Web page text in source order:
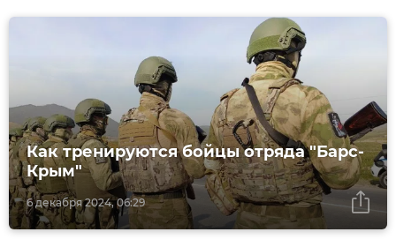
6 декабря 2024, 06:29
Как тренируются бойцы отряда "Барс-
Крым"